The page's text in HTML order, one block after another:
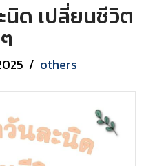
นิด เปลี่ยนชีวิต
others